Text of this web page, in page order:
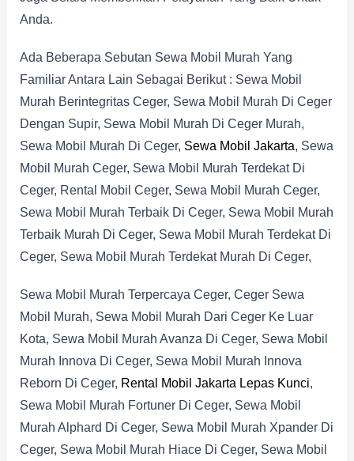
Anda.
Ada Beberapa Sebutan Sewa Mobil Murah Yang
Familiar Antara Lain Sebagai Berikut : Sewa Mobil
Murah Berintegritas Ceger, Sewa Mobil Murah Di Ceger
Dengan Supir, Sewa Mobil Murah Di Ceger Murah,
Sewa Mobil Murah Di Ceger, Sewa Mobil Jakarta, Sewa
Mobil Murah Ceger, Sewa Mobil Murah Terdekat Di
Ceger, Rental Mobil Ceger, Sewa Mobil Murah Ceger,
Sewa Mobil Murah Terbaik Di Ceger, Sewa Mobil Murah
Terbaik Murah Di Ceger, Sewa Mobil Murah Terdekat Di
Ceger, Sewa Mobil Murah Terdekat Murah Di Ceger,
Sewa Mobil Murah Terpercaya Ceger, Ceger Sewa
Mobil Murah, Sewa Mobil Murah Dari Ceger Ke Luar
Kota, Sewa Mobil Murah Avanza Di Ceger, Sewa Mobil
Murah Innova Di Ceger, Sewa Mobil Murah Innova
Reborn Di Ceger, Rental Mobil Jakarta Lepas Kunci,
Sewa Mobil Murah Fortuner Di Ceger, Sewa Mobil
Murah Alphard Di Ceger, Sewa Mobil Murah Xpander Di
Ceger, Sewa Mobil Murah Hiace Di Ceger, Sewa Mobil